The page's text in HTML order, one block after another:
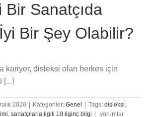
Bir Sanatçıda
Bir Şey Olabilir?
kariyer, disleksi olan herkes için
[...]
2020 Kategoriler: Genel Tags: disleksi,
, sanatçılarla ilgili 10 ilginç bilgi
Disleksi
yorumlar